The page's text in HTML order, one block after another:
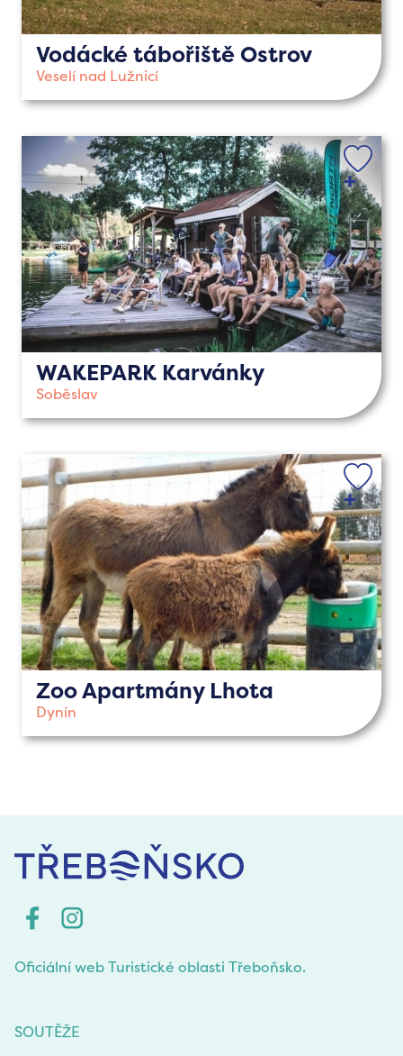
Vodácké tábořiště Ostrov
Veselí nad Lužnicí
WAKEPARK Karvánky
Soběslav
Zoo Apartmány Lhota
Dynín
Oficiální web Turistické oblasti Třeboňsko.
SOUTĚŽE